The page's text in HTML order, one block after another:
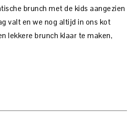
brunch met de kids aangezien
valt en we nog altijd in ons kot
lekkere brunch klaar te maken,